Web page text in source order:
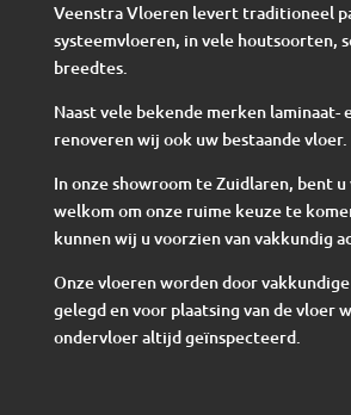
Veenstra Vloeren levert traditioneel
systeemvloeren, in vele houtsoorten,
breedtes.
Naast vele bekende merken laminaat-
renoveren wij ook uw bestaande vloer.
In onze showroom te Zuidlaren, bent u
welkom om onze ruime keuze te
kunnen wij u voorzien van vakkundig
Onze vloeren worden door
gelegd en voor plaatsing van de vloer
ondervloer altijd geïnspecteerd.